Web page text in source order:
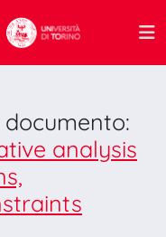
documento:
analysis